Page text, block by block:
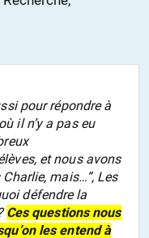
pour répondre à
il n’y a pas eu
et nous avons
mais…”, Les
défendre la
Ces questions nous
les entend à